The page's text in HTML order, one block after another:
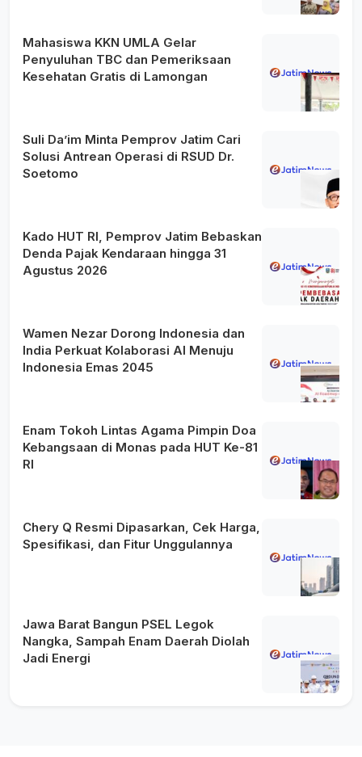
Mahasiswa KKN UMLA Gelar
Penyuluhan TBC dan Pemeriksaan
Kesehatan Gratis di Lamongan
Suli Da’im Minta Pemprov Jatim Cari
Solusi Antrean Operasi di RSUD Dr.
Soetomo
Kado HUT RI, Pemprov Jatim Bebaskan
Denda Pajak Kendaraan hingga 31
Agustus 2026
Wamen Nezar Dorong Indonesia dan
India Perkuat Kolaborasi AI Menuju
Indonesia Emas 2045
Enam Tokoh Lintas Agama Pimpin Doa
Kebangsaan di Monas pada HUT Ke-81
RI
Chery Q Resmi Dipasarkan, Cek Harga,
Spesifikasi, dan Fitur Unggulannya
Jawa Barat Bangun PSEL Legok
Nangka, Sampah Enam Daerah Diolah
Jadi Energi